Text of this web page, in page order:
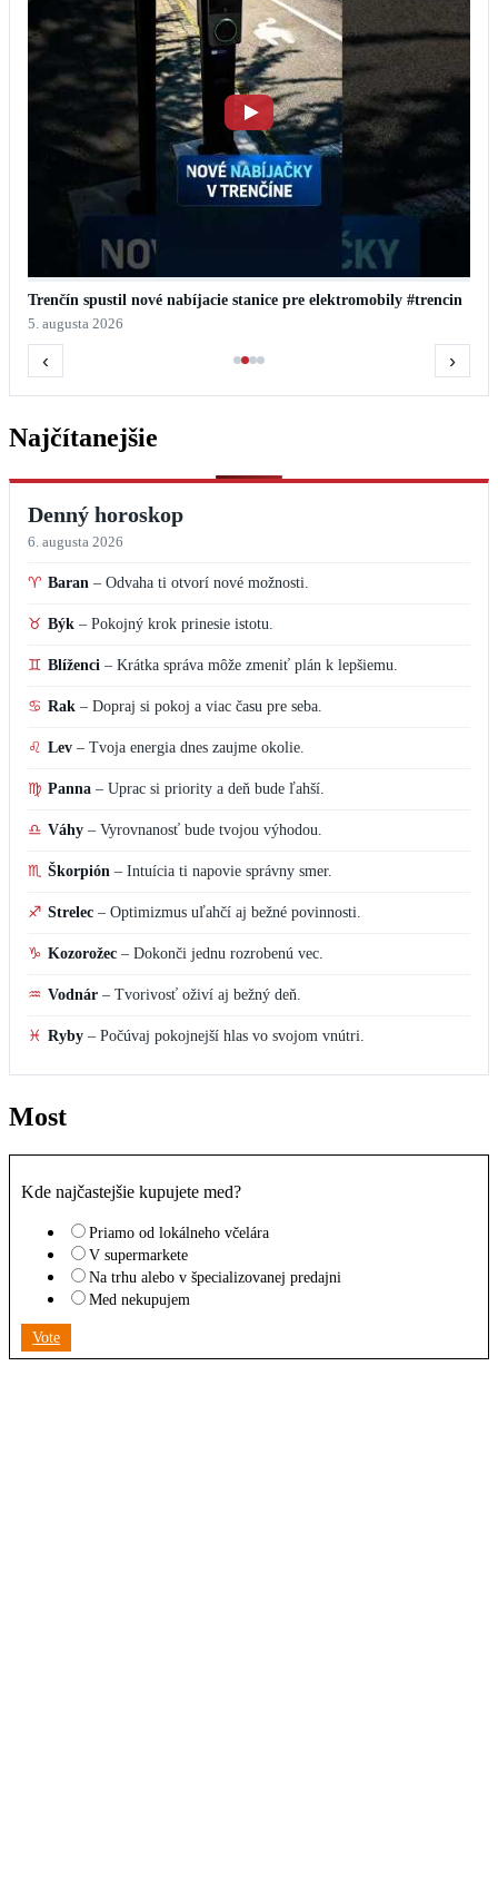
Trenčín spustil nové nabíjacie stanice pre elektromobily #trencin
5. augusta 2026
‹ ›
Najčítanejšie
Denný horoskop
6. augusta 2026
♈ Baran – Odvaha ti otvorí nové možnosti.
♉ Býk – Pokojný krok prinesie istotu.
♊ Blíženci – Krátka správa môže zmeniť plán k lepšiemu.
♋ Rak – Dopraj si pokoj a viac času pre seba.
♌ Lev – Tvoja energia dnes zaujme okolie.
♍ Panna – Uprac si priority a deň bude ľahší.
♎ Váhy – Vyrovnanosť bude tvojou výhodou.
♏ Škorpión – Intuícia ti napovie správny smer.
♐ Strelec – Optimizmus uľahčí aj bežné povinnosti.
♑ Kozorožec – Dokonči jednu rozrobenú vec.
♒ Vodnár – Tvorivosť oživí aj bežný deň.
♓ Ryby – Počúvaj pokojnejší hlas vo svojom vnútri.
Most
Kde najčastejšie kupujete med?
Priamo od lokálneho včelára
V supermarkete
Na trhu alebo v špecializovanej predajni
Med nekupujem
Vote